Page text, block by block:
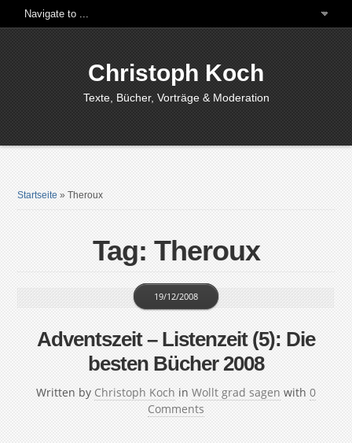
Christoph Koch
Texte, Bücher, Vorträge & Moderation
Startseite »Theroux
Tag: Theroux
Adventszeit – Listenzeit (5): Die
besten Bücher 2008
Written by Christoph Koch
19/12/2008
in Wollt grad sagen with 0
Comments